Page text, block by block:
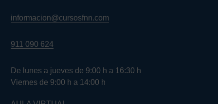
informacion@cursosfnn.com
911 090 624
De lunes a jueves de 9:00 h a 16:30 h
Viernes de 9:00 h a 14:00 h